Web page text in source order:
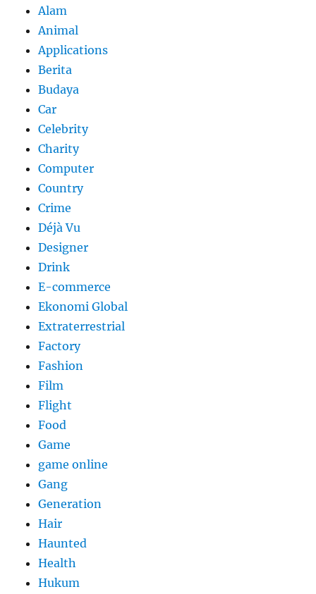
Alam
Animal
Applications
Berita
Budaya
Car
Celebrity
Charity
Computer
Country
Crime
Déjà Vu
Designer
Drink
E-commerce
Ekonomi Global
Extraterrestrial
Factory
Fashion
Film
Flight
Food
Game
game online
Gang
Generation
Hair
Haunted
Health
Hukum